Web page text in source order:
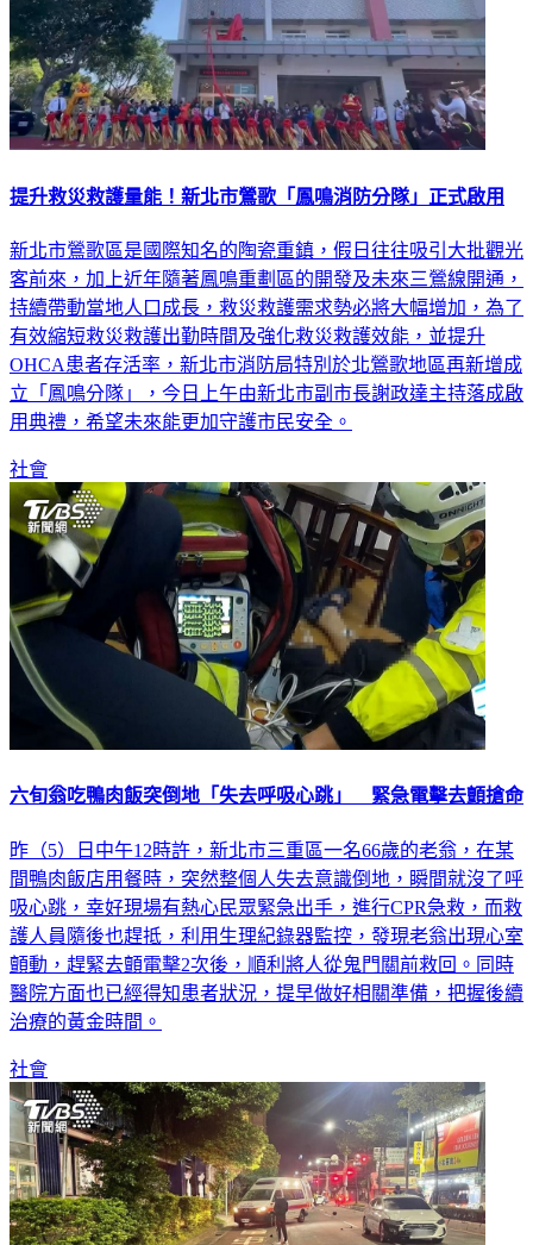
提升救災救護量能！新北市鶯歌「鳳鳴消防分隊」正式啟用
新北市鶯歌區是國際知名的陶瓷重鎮，假日往往吸引大批觀光
客前來，加上近年隨著鳳鳴重劃區的開發及未來三鶯線開通，
持續帶動當地人口成長，救災救護需求勢必將大幅增加，為了
有效縮短救災救護出勤時間及強化救災救護效能，並提升
OHCA患者存活率，新北市消防局特別於北鶯歌地區再新增成
立「鳳鳴分隊」，今日上午由新北市副市長謝政達主持落成啟
用典禮，希望未來能更加守護市民安全。
社會
六旬翁吃鴨肉飯突倒地「失去呼吸心跳」 緊急電擊去顫搶命
昨（5）日中午12時許，新北市三重區一名66歲的老翁，在某
間鴨肉飯店用餐時，突然整個人失去意識倒地，瞬間就沒了呼
吸心跳，幸好現場有熱心民眾緊急出手，進行CPR急救，而救
護人員隨後也趕抵，利用生理紀錄器監控，發現老翁出現心室
顫動，趕緊去顫電擊2次後，順利將人從鬼門關前救回。同時
醫院方面也已經得知患者狀況，提早做好相關準備，把握後續
治療的黃金時間。
社會